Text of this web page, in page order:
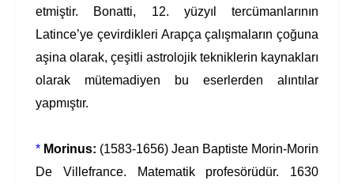
etmiştir. Bonatti, 12. yüzyıl tercümanlarının
Latince’ye çevirdikleri Arapça çalışmaların çoğuna
aşina olarak, çeşitli astrolojik tekniklerin kaynakları
olarak mütemadiyen bu eserlerden alıntılar
yapmıştır.
* Morinus: (1583-1656) Jean Baptiste Morin-Morin
De Villefrance. Matematik profesörüdür. 1630